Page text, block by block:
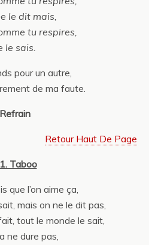
le dit mais,
tu respires,
le sais.
pour un autre,
de ma faute.
Refrain
Retour Haut De Page
Taboo
que l’on aime ça,
mais on ne le dit pas,
tout le monde le sait,
ne dure pas,